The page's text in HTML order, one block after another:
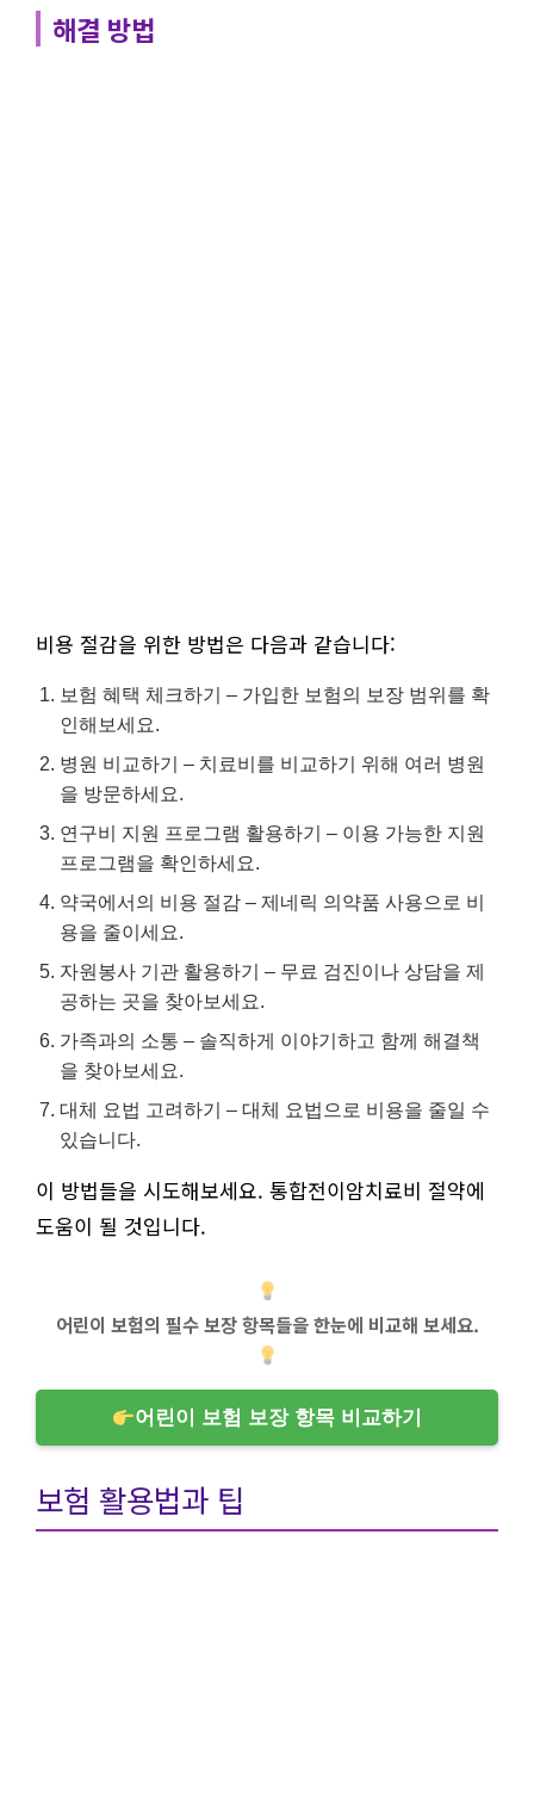
해결 방법
비용 절감을 위한 방법은 다음과 같습니다:
보험 혜택 체크하기 – 가입한 보험의 보장 범위를 확
인해보세요.
병원 비교하기 – 치료비를 비교하기 위해 여러 병원
을 방문하세요.
연구비 지원 프로그램 활용하기 – 이용 가능한 지원
프로그램을 확인하세요.
약국에서의 비용 절감 – 제네릭 의약품 사용으로 비
용을 줄이세요.
자원봉사 기관 활용하기 – 무료 검진이나 상담을 제
공하는 곳을 찾아보세요.
가족과의 소통 – 솔직하게 이야기하고 함께 해결책
을 찾아보세요.
대체 요법 고려하기 – 대체 요법으로 비용을 줄일 수
있습니다.
이 방법들을 시도해보세요. 통합전이암치료비 절약에
도움이 될 것입니다.
어린이 보험의 필수 보장 항목들을 한눈에 비교해 보세요.
어린이 보험 보장 항목 비교하기
보험 활용법과 팁